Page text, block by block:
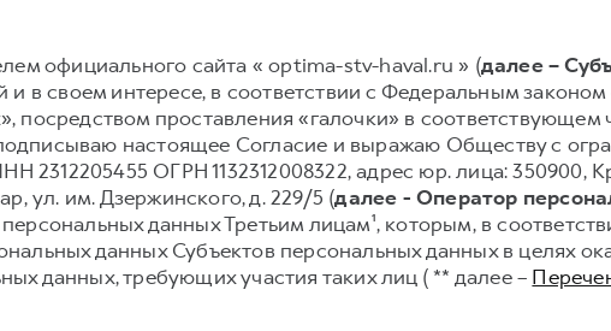
официального сайта « optima-stv-haval.ru » (далее –
и в своем интересе, в соответствии с Федеральным законом
посредством проставления «галочки» в соответствующем
настоящее Согласие и выражаю Обществу с
ОГРН 1132312008322, адрес юр. лица: 350900,
ул. им. Дзержинского, д. 229/5 (далее - Оператор
данных Третьим лицам¹, которым, в
данных Субъектов персональных данных в целях
данных, требующих участия таких лиц ( ** далее –